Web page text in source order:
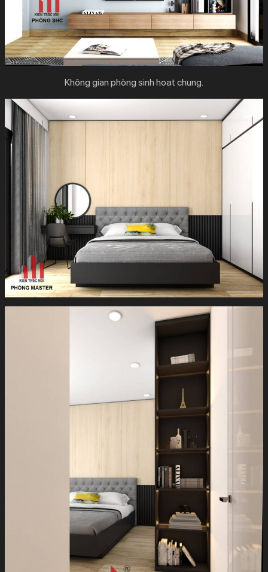
Không gian phòng sinh hoạt chung.